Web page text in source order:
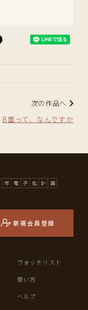
次の作品へ
B面って、なんですか
新規会員登録
ウォッチリスト
使い方
ヘルプ